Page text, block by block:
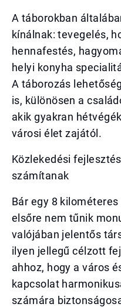
A táborokban
kínálnak: tevegelés,
hennafestés,
helyi konyha
A táborozás
is, különösen a
akik gyakran
városi élet zajától.
Közlekedési
számítanak
Bár egy 8
elsőre nem tűnik
valójában jelentős
ilyen jellegű célzott
ahhoz, hogy a város
kapcsolat
számára